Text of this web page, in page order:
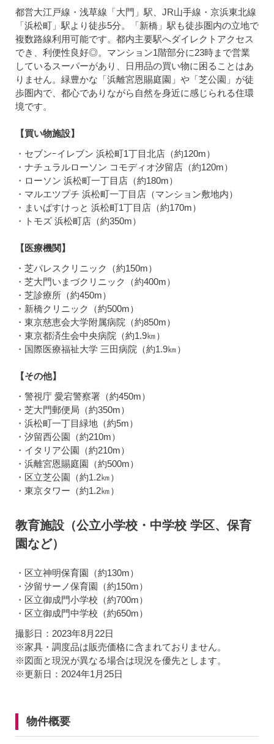
都営大江戸線・浅草線「大門」駅、JR山手線・京浜東北線
「浜松町」駅より徒歩5分。「新橋」駅も徒歩圏内の立地で
複数路線利用可能です。都内主要駅へダイレクトアクセス
でき、利便性良好◎。マンション1階部分に23時まで営業
しているスーパーがあり、日用品の買い物に困ることはあ
りません。緑豊かな「浜離宮恩賜庭園」や「芝公園」が徒
歩圏内で、都心でありながら自然を身近に感じられる住環
境です。
【買い物施設】
・セブンｰイレブン 浜松町1丁目北店（約120m）
・ナチュラルローソン コモディオ汐留店（約120m）
・ローソン 浜松町一丁目店（約180m）
・マルエツプチ 浜松町一丁目店（マンション敷地内）
・まいばすけっと 浜松町1丁目店（約170m）
・トモズ 浜松町店（約350m）
【医療機関】
・芝パレスクリニック（約150m）
・芝大門いまづクリニック（約400m）
・芝診療所（約450m）
・新橋クリニック（約500m）
・東京慈恵会大学附属病院（約850m）
・東京都済生会中央病院（約1.9㎞）
・国際医療福祉大学 三田病院（約1.9㎞）
【その他】
・警視庁 愛宕警察署（約450m）
・芝大門郵便局（約350m）
・浜松町一丁目緑地（約5m）
・汐留西公園（約210m）
・イタリア公園（約210m）
・浜離宮恩賜庭園（約500m）
・区立芝公園（約1.2㎞）
・東京タワー（約1.2㎞）
教育施設（公立小学校・中学校 学区、保育
園など）
・区立神明保育園（約130m）
・汐留サーノ保育園（約150m）
・区立御成門小学校（約700m）
・区立御成門中学校（約650m）
撮影日：2023年8月22日
※家具・調度品は販売価格に含まれておりません。
※図面と現況が異なる場合は現況を優先とします。
※更新日：2024年1月25日
物件概要